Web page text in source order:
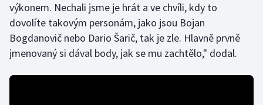
Judo
Krasobruslení
výkonem. Nechali jsme je hrát a ve chvíli, kdy to
dovolíte takovým personám, jako jsou Bojan
Bogdanovič nebo Dario Šarič, tak je zle. Hlavně prvně
jmenovaný si dával body, jak se mu zachtělo," dodal.